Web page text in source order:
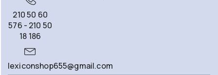
210 50 60
576 - 210 50
18 186
lexiconshop655@gmail.com